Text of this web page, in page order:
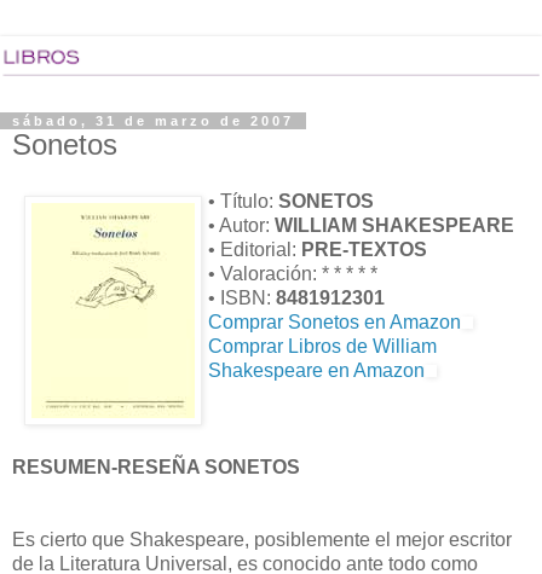
sábado, 31 de marzo de 2007
Sonetos
• Título: SONETOS
• Autor: WILLIAM SHAKESPEARE
• Editorial: PRE-TEXTOS
• Valoración: * * * * *
• ISBN: 8481912301
Comprar Sonetos en Amazon
Comprar Libros de William
Shakespeare en Amazon
RESUMEN-RESEÑA SONETOS
Es cierto que Shakespeare, posiblemente el mejor escritor
de la Literatura Universal, es conocido ante todo como